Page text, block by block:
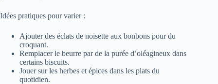
Idées pratiques pour varier :
Ajouter des éclats de noisette aux bonbons pour du
croquant.
Remplacer le beurre par de la purée d’oléagineux dans
certains biscuits.
Jouer sur les herbes et épices dans les plats du
quotidien.